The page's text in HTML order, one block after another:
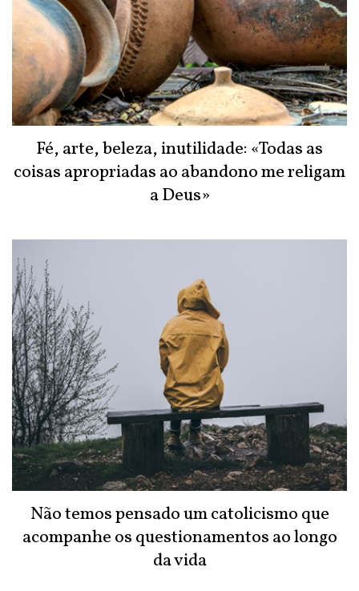
Fé, arte, beleza, inutilidade: «Todas as
coisas apropriadas ao abandono me religam
a Deus»
Não temos pensado um catolicismo que
acompanhe os questionamentos ao longo
da vida